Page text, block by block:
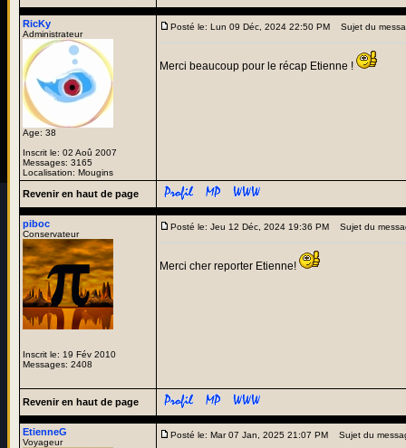
RicKy
Administrateur
Age: 38
Inscrit le: 02 Aoû 2007
Messages: 3165
Localisation: Mougins
Posté le: Lun 09 Déc, 2024 22:50 PM Sujet du
Merci beaucoup pour le récap Etienne !
Revenir en haut de page
piboc
Conservateur
Inscrit le: 19 Fév 2010
Messages: 2408
Posté le: Jeu 12 Déc, 2024 19:36 PM Sujet du
Merci cher reporter Etienne!
Revenir en haut de page
EtienneG
Voyageur
Posté le: Mar 07 Jan, 2025 21:07 PM Sujet du